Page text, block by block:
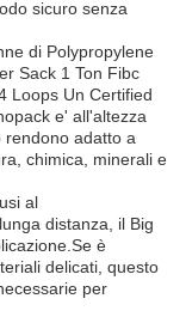
sicuro senza
di Polypropylene
Sack 1 Ton Fibc
Loops Un Certified
e' all'altezza
rendono adatto a
chimica, minerali e
al
distanza, il Big
è
delicati, questo
per